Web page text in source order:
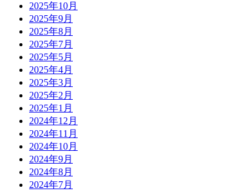
2025年10月
2025年9月
2025年8月
2025年7月
2025年5月
2025年4月
2025年3月
2025年2月
2025年1月
2024年12月
2024年11月
2024年10月
2024年9月
2024年8月
2024年7月